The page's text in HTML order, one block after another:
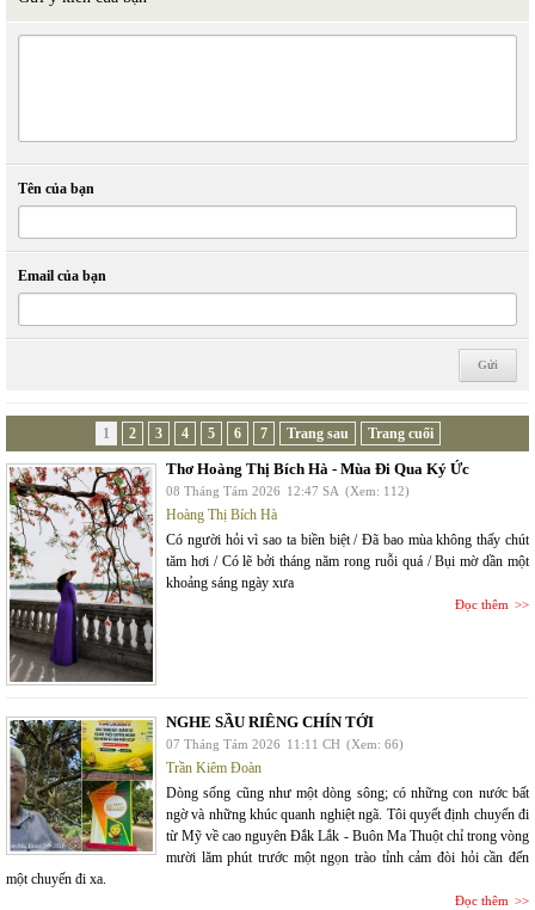
Tên của bạn
Email của bạn
1 2 3 4 5 6 7 Trang sau Trang cuối
Thơ Hoàng Thị Bích Hà - Mùa Đi Qua Ký Ức
08 Tháng Tám 2026 12:47 SA (Xem: 112)
Hoàng Thị Bích Hà
Có người hỏi vì sao ta biền biệt / Đã bao mùa không thấy chút
tăm hơi / Có lẽ bởi tháng năm rong ruỗi quá / Bụi mờ dần một
khoảng sáng ngày xưa
Đọc thêm
NGHE SẦU RIÊNG CHÍN TỚI
07 Tháng Tám 2026 11:11 CH (Xem: 66)
Trần Kiêm Đoàn
Dòng sống cũng như một dòng sông; có những con nước bất
ngờ và những khúc quanh nghiệt ngã. Tôi quyết định chuyến đi
từ Mỹ về cao nguyên Đắk Lắk - Buôn Ma Thuột chỉ trong vòng
mười lăm phút trước một ngọn trào tỉnh cảm đòi hỏi cần đến
một chuyến đi xa.
Đọc thêm